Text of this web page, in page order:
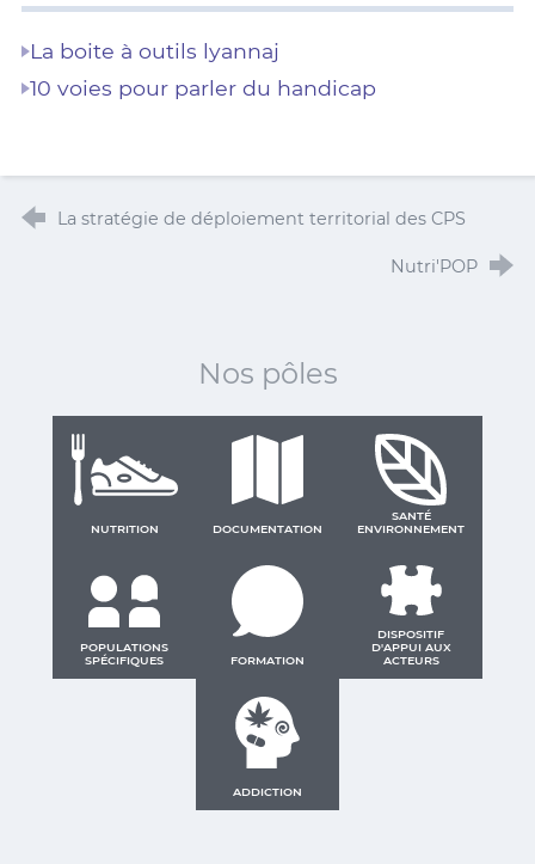
La boite à outils lyannaj
10 voies pour parler du handicap
La stratégie de déploiement territorial des CPS
Nutri'POP
Nos pôles
NUTRITION DOCUMENTATION
SANTÉ
ENVIRONNEMENT
POPULATIONS
SPÉCIFIQUES
FORMATION
DISPOSITIF
D'APPUI AUX
ACTEURS
ADDICTION